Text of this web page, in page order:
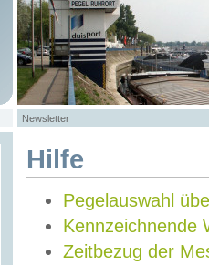
Newsletter
Hilfe
Pegelauswahl
Kennzeichnende
Zeitbezug der